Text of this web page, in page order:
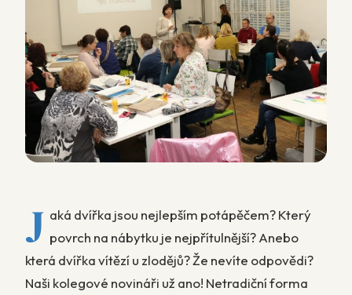
J aká dvířka jsou nejlepším potápěčem? Který
povrch na nábytku je nejpřítulnější? Anebo
která dvířka vítězí u zlodějů? Že nevíte odpovědi?
Naši kolegové novináři už ano! Netradiční forma